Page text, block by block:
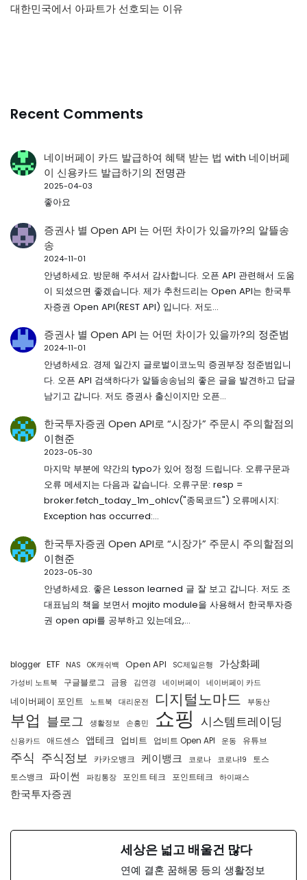
대한민국에서 아파트가 선호되는 이유
Recent Comments
네이버페이 카드 발급하여 혜택 받는 법 with 네이버페
이 신용카드 발급하기의 전명관
2025-04-03
좋아요
증권사 별 Open API 는 어떤 차이가 있을까?의 알뜰송
송
2024-11-01
안녕하세요. 방문해 주셔서 감사합니다. 오픈 API 관련해서 도움
이 되셨으면 좋겠습니다. 제가 추천드리는 Open API는 한국투
자증권 Open API(REST API) 입니다. 저도…
증권사 별 Open API 는 어떤 차이가 있을까?의 정준범
2024-11-01
안녕하세요. 경제 일간지 글로벌이코노믹 증권부장 정준범입니
다. 오픈 API 검색하다가 알뜰송송님의 좋은 글을 발견하고 답글
남기고 갑니다. 저도 증권사 출신이지만 오픈…
한국투자증권 Open API로 “시장가” 주문시 주의할점의
이현준
2023-05-30
마지막 부분에 약간의 typo가 있어 정정 드립니다. 오류구문과
오류 메세지는 다음과 같습니다. 오류구문: resp =
broker.fetch_today_1m_ohlcv("종목코드") 오류메시지:
Exception has occurred:…
한국투자증권 Open API로 “시장가” 주문시 주의할점의
이현준
2023-05-30
안녕하세요. 좋은 Lesson learned 글 잘 보고 갑니다. 저도 조
대표님의 책을 보면서 mojito module을 사용해서 한국투자증
권 open api를 공부하고 있는데요,…
blogger ETF NAS OK캐쉬백 Open API SC제일은행 가상화폐
가성비 노트북 구글블로그 금융 김연경 네이버페이 네이버페이 카드
네이버페이 포인트 노트북 대리운전 디지털노마드 부동산
부업 블로그 생활정보 손흥민 쇼핑 시스템트레이딩
신용카드 애드센스 앱테크 업비트 업비트 Open API 운동 유튜브
주식 주식정보 카카오뱅크 케이뱅크 코로나 코로나19
토스
토스뱅크
파이썬 파킹통장 포인트 테크 포인트테크 하이패스
한국투자증권
세상은 넓고 배울건 많다
연예 결혼 꿈해몽 등의 생활정보